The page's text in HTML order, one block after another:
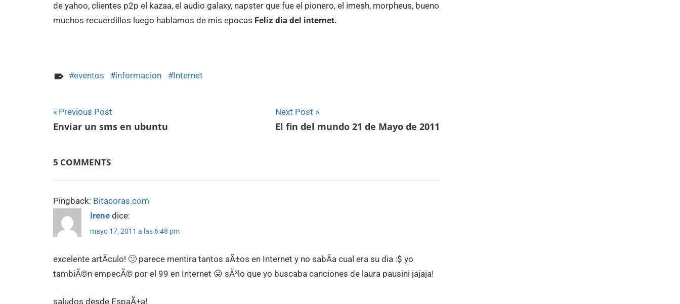
de yahoo, clientes p2p el kazaa, el audio galaxy, napster que fue el pionero, el imesh, morpheus, bueno
muchos recuerdillos luego hablamos de mis epocas Feliz dia del internet.
eventos informacion Internet
Navegación
de
Previous Post
Enviar un sms en ubuntu
Next Post
El fin del mundo 21 de Mayo de 2011
5 COMMENTS
Pingback: Bitacoras.com
Irene dice:
mayo 17, 2011 a las 6:48 pm
excelente artÃ­culo! 🙂 parece mentira tantos aÃ±os en Internet y no sabÃ­a cual era su dia :$ yo
tambiÃ©n empecÃ© por el 99 en Internet 😛 sÃ³lo que yo buscaba canciones de laura pausini jajaja!
saludos desde EspaÃ±a!